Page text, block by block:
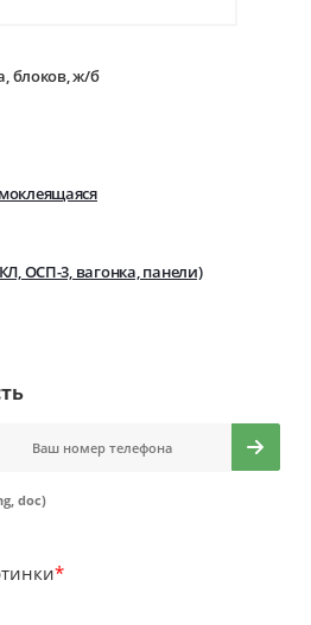
блоков, ж/б
ОСП-3, вагонка, панели)
doc)
*